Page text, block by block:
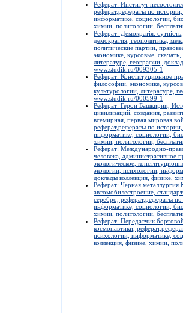
Реферат: Институт
реферат,рефераты по
информатике, социологии,
химии, политологии,
Реферат: Демократія:
демократия, геополитика,
политические партии,
экономике, курсовые,
литературе, географии,
www.studik.ru/009305-1
Реферат: Конституционное
философии, экономике,
культурологии, литературе,
www.studik.ru/000599-1
Реферат: Герои Башкирии,
цивилизаций, создания,
всемирная, первая мировая
реферат,рефераты по
информатике, социологии,
химии, политологии,
Реферат: Международно-
человека, административное
экологическое,
экологии, психологии,
доклады коллекция, физике,
Реферат: Черная
автомобилестроение,
серебро, реферат,рефераты
информатике, социологии,
химии, политологии,
Реферат: Передатчик
космонавтики,
психологии, информатике,
коллекция, физике, химии,